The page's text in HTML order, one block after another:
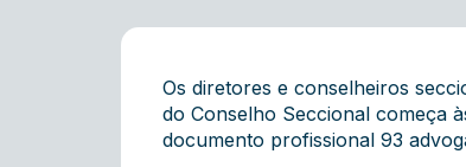
Os diretores e conselheiros
do Conselho Seccional começa
documento profissional 93